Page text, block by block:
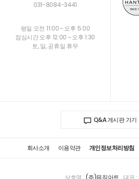
031-8084-3441
평일 오전 11:00 ~ 오후 5:00
점심시간 오후 12:00 ~ 오후 1:30
토, 일, 공휴일 휴무
Q&A 게시판 가기
회사소개 이용약관 개인정보처리방침